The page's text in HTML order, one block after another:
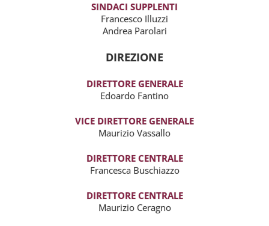
SINDACI SUPPLENTI
Francesco Illuzzi
Andrea Parolari
DIREZIONE
DIRETTORE GENERALE
Edoardo Fantino
VICE DIRETTORE GENERALE
Maurizio Vassallo
DIRETTORE CENTRALE
Francesca Buschiazzo
DIRETTORE CENTRALE
Maurizio Ceragno